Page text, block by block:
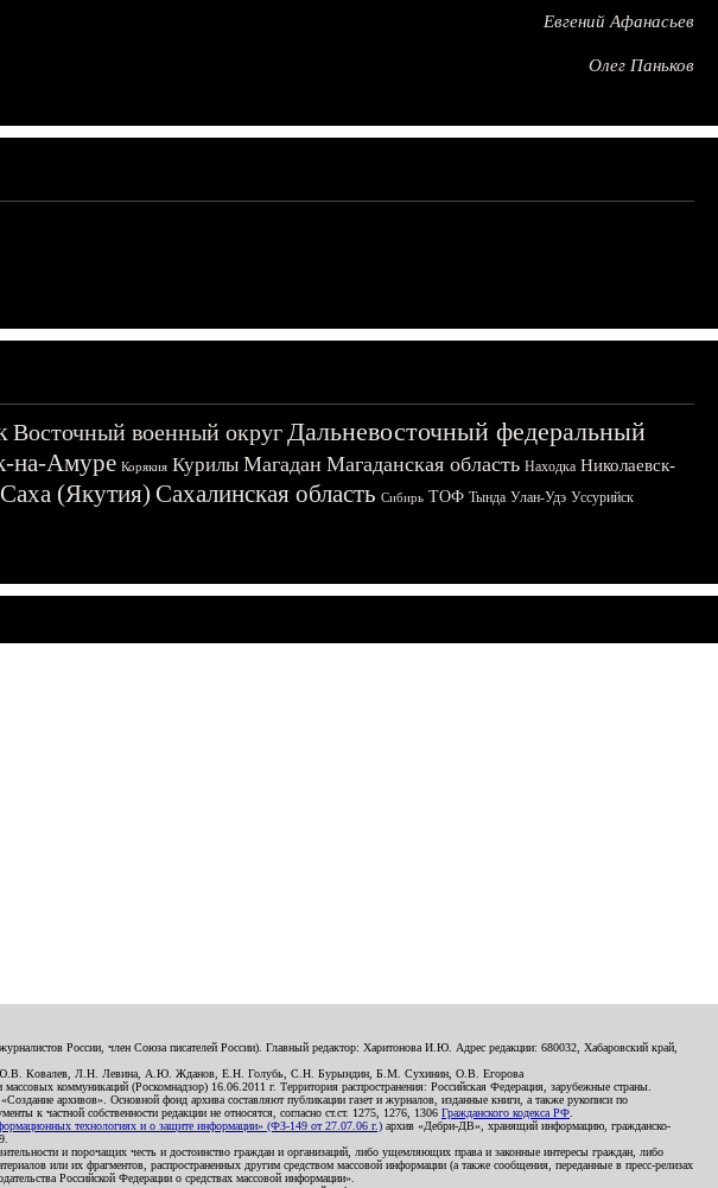
Евгений Афанасьев
Олег Паньков
Восточный военный округДальневосточный федеральный
на-Амуре Корякия Курилы Магадан Магаданская область Находка Николаевск-
(Якутия) Сахалинская область Сибирь ТОФ Тында Улан-Удэ Уссурийск
России, член Союза писателей России). Главный редактор: Харитонова И.Ю. Адрес редакции: 680032, Хабаровский край,
Ю.В. Ковалев, Л.Н. Левина, А.Ю. Жданов, Е.Н. Голубь, С.Н. Бурындин, Б.М. Сухинин, О.В. Егорова
коммуникаций (Роскомнадзор) 16.06.2011 г. Территория распространения: Российская Федерация, зарубежные страны.
«Создание архивов». Основной фонд архива составляют публикации газет и журналов, изданные книги, а также рукописи по
к частной собственности редакции не относятся, согласно ст.ст. 1275, 1276, 1306 Гражданского кодекса РФ
технологиях и о защите информации» (ФЗ-149 от 27.07.06 г.) архив «Дебри-ДВ», хранящий информацию, гражданско-
и порочащих честь и достоинство граждан и организаций, либо ущемляющих права и законные интересы граждан, либо
или их фрагментов, распространенных другим средством массовой информации (а также сообщения, переданные в пресс-релизах
Российской Федерации о средствах массовой информации».